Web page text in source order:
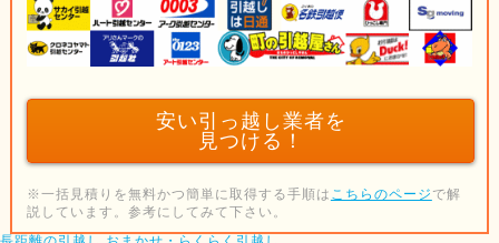
安い引っ越し業者を
見つける！
※一括見積りを無料かつ簡単に取得する手順は こちらのページ で解
説しています。参考にしてみて下さい。